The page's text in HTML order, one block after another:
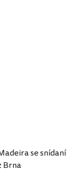
se
Brna